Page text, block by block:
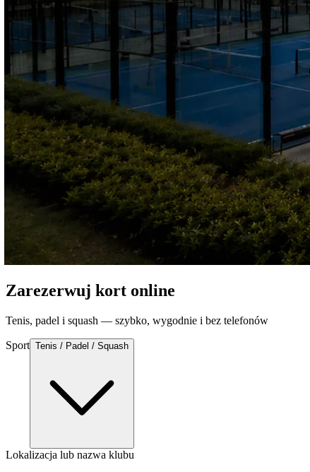
Zarezerwuj kort online
Tenis, padel i squash — szybko, wygodnie i bez telefonów
Sport Tenis / Padel / Squash
Lokalizacja lub nazwa klubu